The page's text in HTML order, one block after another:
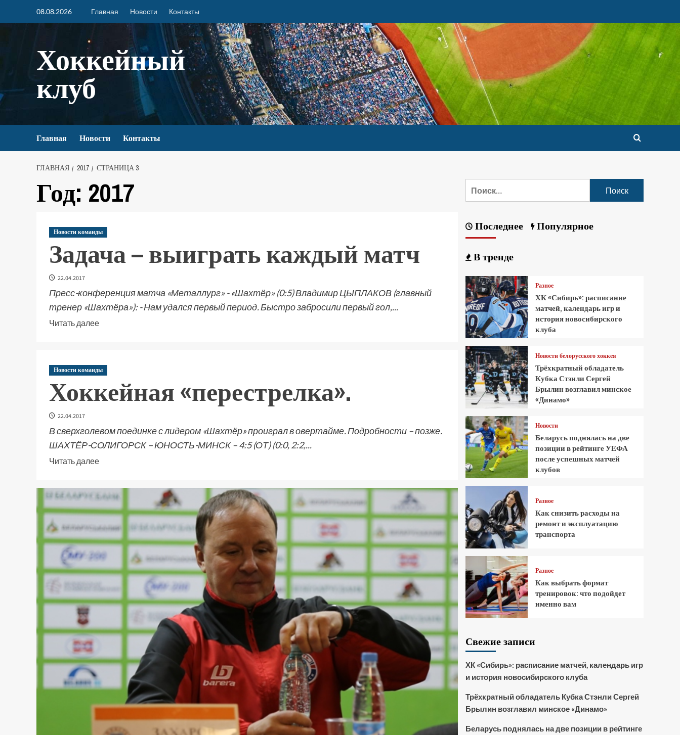
08.08.2026 Главная Новости Контакты
Хоккейный
клуб
Главная Новости Контакты
ГЛАВНАЯ 2017 СТРАНИЦА 3
Год: 2017
Новости команды
Задача – выиграть каждый матч
22.04.2017
Пресс-конференция матча «Металлург» - «Шахтёр» (0:5) Владимир ЦЫПЛАКОВ (главный
тренер «Шахтёра»): - Нам удался первый период. Быстро забросили первый гол,...
Читать далее
Новости команды
Хоккейная «перестрелка».
22.04.2017
В сверхголевом поединке с лидером «Шахтёр» проиграл в овертайме. Подробности – позже.
ШАХТЁР-СОЛИГОРСК – ЮНОСТЬ-МИНСК – 4:5 (ОТ) (0:0, 2:2,...
Читать далее
Последнее Популярное
В тренде
Разное
ХК «Сибирь»: расписание
матчей, календарь игр и
история новосибирского
клуба
Новости белорусского хоккея
Трёхкратный обладатель
Кубка Стэнли Сергей
Брылин возглавил минское
«Динамо»
Новости
Беларусь поднялась на две
позиции в рейтинге УЕФА
после успешных матчей
клубов
Разное
Как снизить расходы на
ремонт и эксплуатацию
транспорта
Разное
Как выбрать формат
тренировок: что подойдет
именно вам
Свежие записи
ХК «Сибирь»: расписание матчей, календарь игр
и история новосибирского клуба
Трёхкратный обладатель Кубка Стэнли Сергей
Брылин возглавил минское «Динамо»
Беларусь поднялась на две позиции в рейтинге